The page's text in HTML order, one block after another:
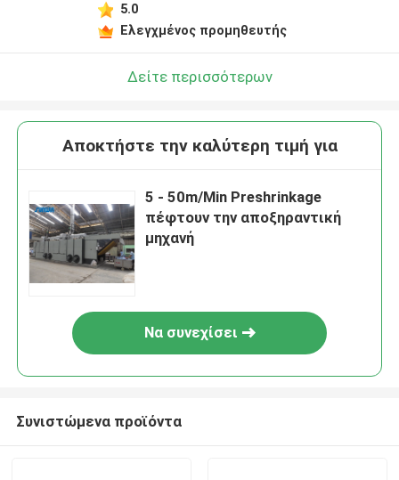
5.0
Ελεγχμένος προμηθευτής
Δείτε περισσότερων
Αποκτήστε την καλύτερη τιμή για
5 - 50m/Min Preshrinkage
πέφτουν την αποξηραντική
μηχανή
Να συνεχίσει
Συνιστώμενα προϊόντα